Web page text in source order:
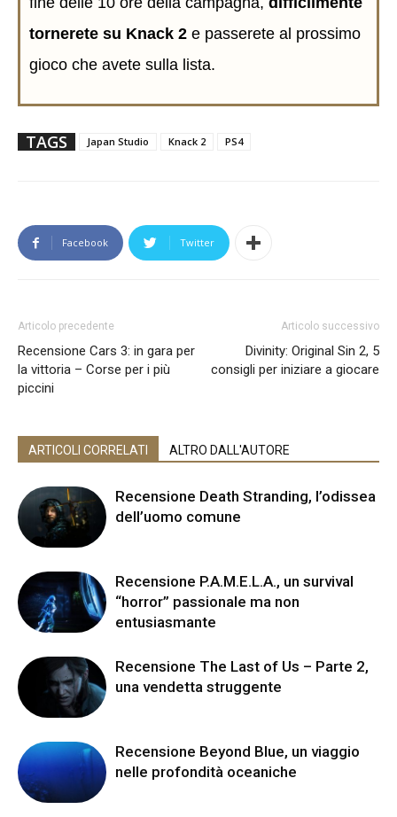
tornerete su Knack 2 e passerete al prossimo
gioco che avete sulla lista.
TAGS Japan Studio Knack 2 PS4
Facebook Twitter
Articolo precedente
Recensione Cars 3: in gara per
la vittoria – Corse per i più
piccini
Articolo successivo
Divinity: Original Sin 2, 5
consigli per iniziare a giocare
ARTICOLI CORRELATI ALTRO DALL'AUTORE
Recensione Death Stranding, l’odissea
dell’uomo comune
Recensione P.A.M.E.L.A., un survival
“horror” passionale ma non
entusiasmante
Recensione The Last of Us – Parte 2,
una vendetta struggente
Recensione Beyond Blue, un viaggio
nelle profondità oceaniche